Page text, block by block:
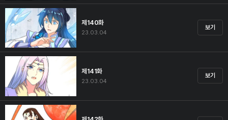
제140화
23.03.04
보기
제141화
23.03.04
보기